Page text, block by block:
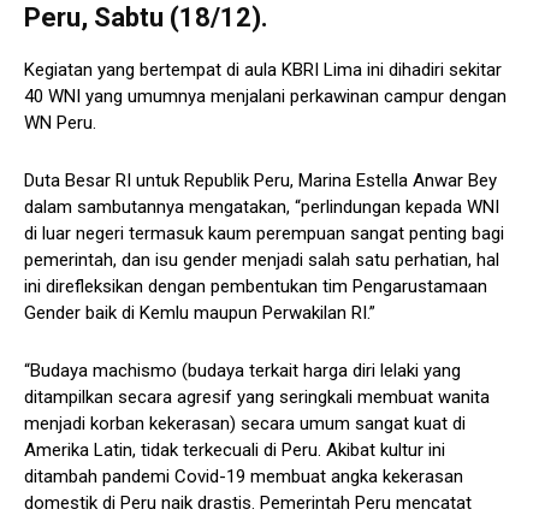
Peru, Sabtu (18/12).
Kegiatan yang bertempat di aula KBRI Lima ini dihadiri sekitar
40 WNI yang umumnya menjalani perkawinan campur dengan
WN Peru.
Duta Besar RI untuk Republik Peru, Marina Estella Anwar Bey
dalam sambutannya mengatakan, “perlindungan kepada WNI
di luar negeri termasuk kaum perempuan sangat penting bagi
pemerintah, dan isu gender menjadi salah satu perhatian, hal
ini direfleksikan dengan pembentukan tim Pengarustamaan
Gender baik di Kemlu maupun Perwakilan RI.”​​
“Budaya machismo (budaya terkait harga diri lelaki yang
ditampilkan secara agresif yang seringkali membuat wanita
menjadi korban kekerasan) secara umum sangat kuat di
Amerika Latin, tidak terkecuali di Peru. Akibat kultur ini
ditambah pandemi Covid-19 membuat angka kekerasan
domestik di Peru naik drastis. Pemerintah Peru mencatat